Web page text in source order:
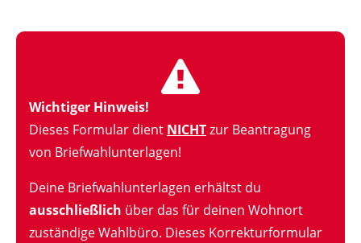
Wichtiger Hinweis!
Dieses Formular dient NICHTzur Beantragung
von Briefwahlunterlagen!
Deine Briefwahlunterlagen erhältst du
ausschließlich über das für deinen Wohnort
zuständige Wahlbüro. Dieses Korrekturformular